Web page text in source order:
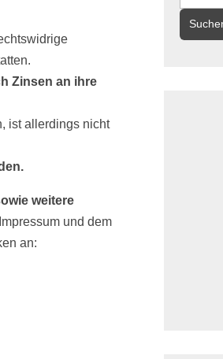
Zinsen an ihre
ist allerdings nicht
weitere
und dem
an:
nach: